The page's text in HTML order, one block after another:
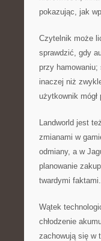
pokazując, jak
Czytelnik może
sprawdzić, gdy
przy
inaczej niż
użytkownik
Landworld jest
zmianami w
odmiany, a w
planowanie
twardymi faktami.
Wątek
chłodzenie
zachowują się w